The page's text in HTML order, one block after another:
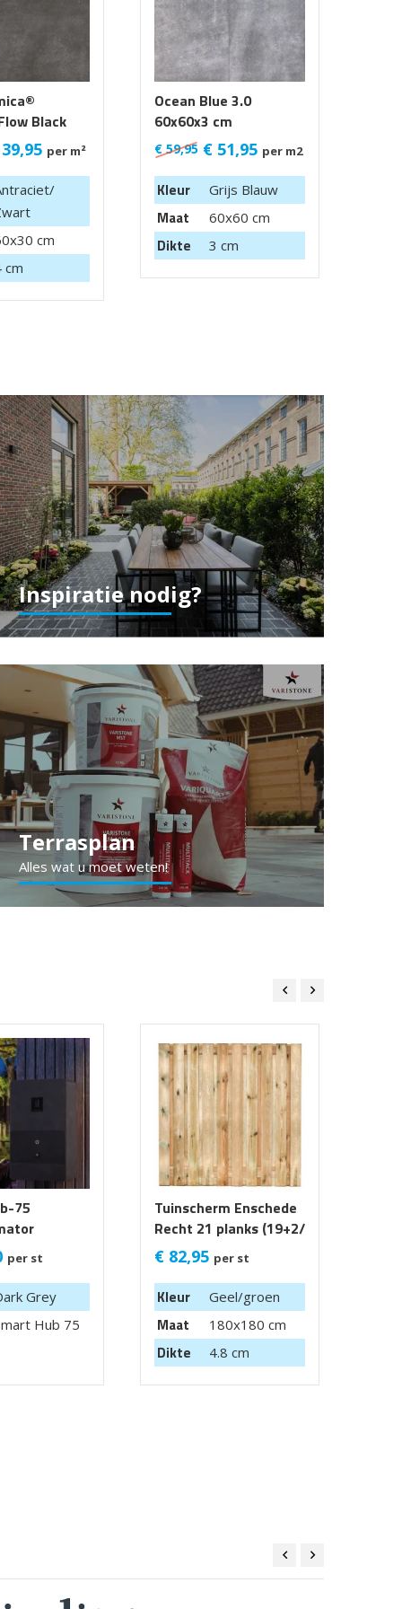
Black
39,95 per m²
cm
cm
Ocean Blue 3.0
60x60x3 cm
€59,95 € 51,95 per m2
Kleur Grijs Blauw
Maat 60x60 cm
Dikte 3 cm
Inspiratie nodig?
Terrasplan
Alles wat u moet weten!
75
per st
Grey
Hub 75
Tuinscherm Enschede
Recht 21 planks (19+2/
Privacy) 180x180 cm
€ 82,95 per st
Kleur Geel/groen
Maat 180x180 cm
Dikte 4.8 cm